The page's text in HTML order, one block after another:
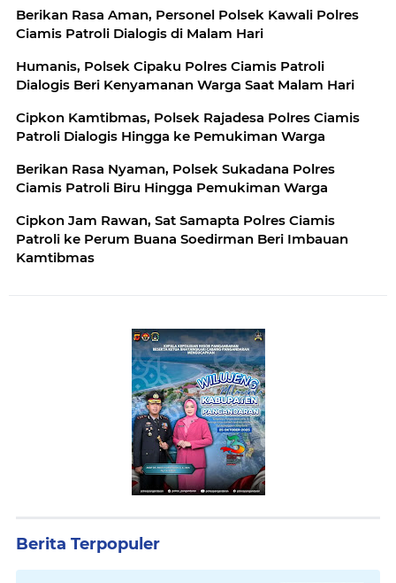
Berikan Rasa Aman, Personel Polsek Kawali Polres
Ciamis Patroli Dialogis di Malam Hari
Humanis, Polsek Cipaku Polres Ciamis Patroli
Dialogis Beri Kenyamanan Warga Saat Malam Hari
Cipkon Kamtibmas, Polsek Rajadesa Polres Ciamis
Patroli Dialogis Hingga ke Pemukiman Warga
Berikan Rasa Nyaman, Polsek Sukadana Polres
Ciamis Patroli Biru Hingga Pemukiman Warga
Cipkon Jam Rawan, Sat Samapta Polres Ciamis
Patroli ke Perum Buana Soedirman Beri Imbauan
Kamtibmas
Berita Terpopuler